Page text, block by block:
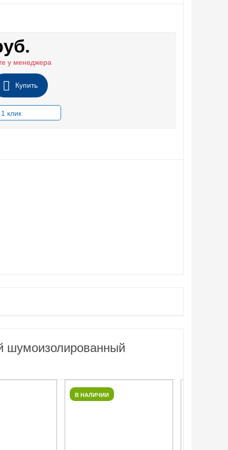
у менеджера
Купить
шумоизолированный
В НАЛИЧИИ